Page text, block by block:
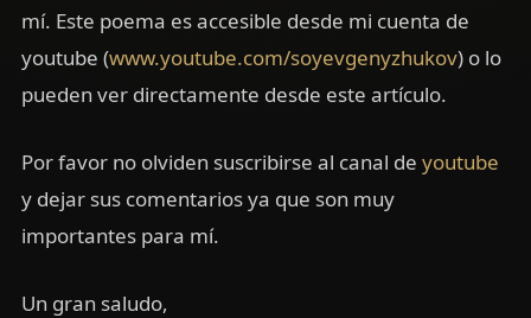
mí. Este poema es accesible desde mi cuenta de
youtube (www.youtube.com/soyevgenyzhukov) o lo
pueden ver directamente desde este artículo.
Por favor no olviden suscribirse al canal de youtube
y dejar sus comentarios ya que son muy
importantes para mí.
Un gran saludo,